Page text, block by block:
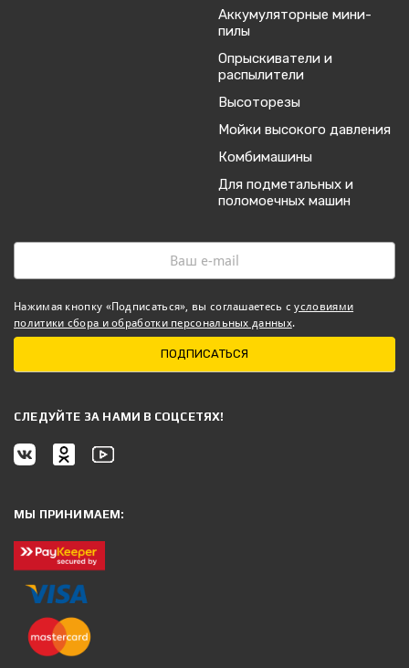
Аккумуляторные мини-
пилы
Опрыскиватели и
распылители
Высоторезы
Мойки высокого давления
Комбимашины
Для подметальных и
поломоечных машин
Нажимая кнопку «Подписаться», вы соглашаетесь сусловиями
политики сбора и обработки персональных данных.
ПОДПИСАТЬСЯ
CЛЕДУЙТЕ ЗА НАМИ В СОЦСЕТЯХ!
МЫ ПРИНИМАЕМ: